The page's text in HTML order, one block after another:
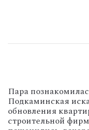
Пара
Подкаминская
обновления
строительной